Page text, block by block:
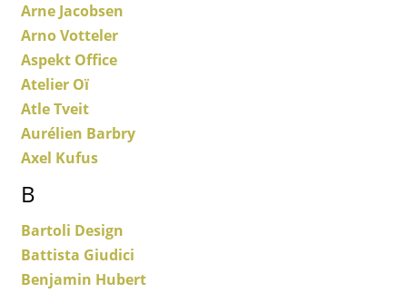
Tables de conférence et Pupitres
Tables hautes & Pupitres
Tables enfants
Table de jardin
Chariots & Dessertes
... voir toutes les tables
Rangements
Arne Jacobsen
Arno Votteler
Aspekt Office
Atelier Oï
Atle Tveit
Aurélien Barbry
Axel Kufus
B
Bartoli Design
Battista Giudici
Benjamin Hubert